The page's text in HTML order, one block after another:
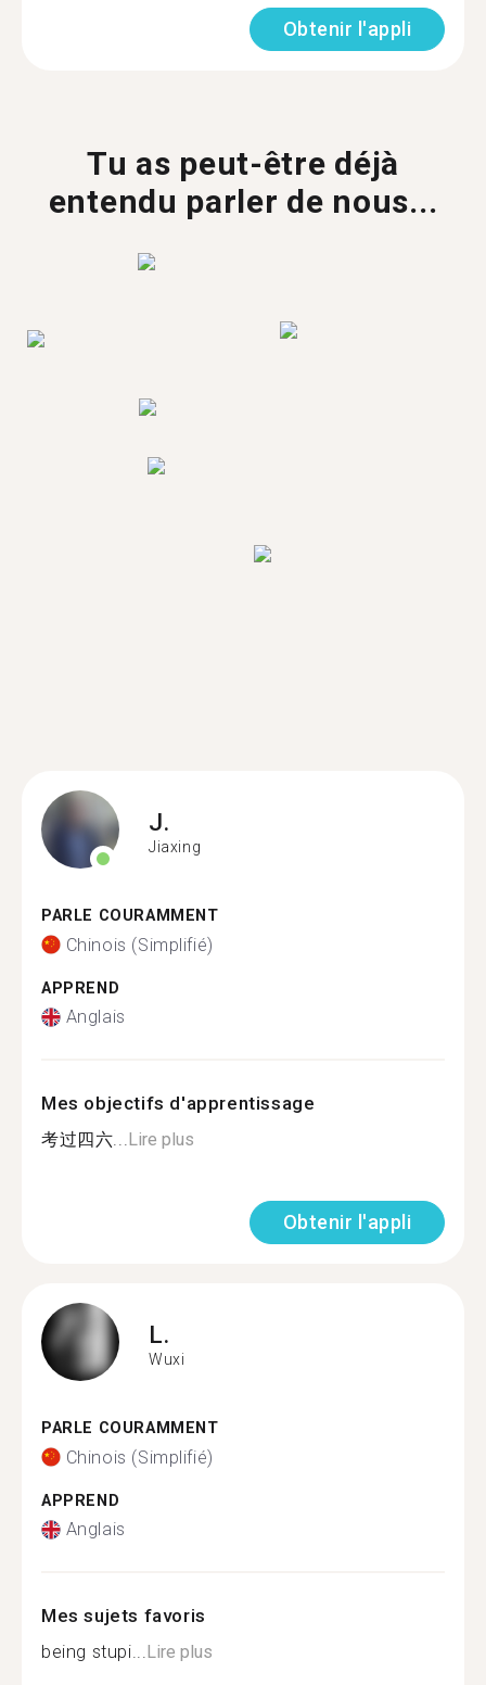
Obtenir l'appli
Tu as peut-être déjà
entendu parler de nous...
J.
Jiaxing
PARLE COURAMMENT
Chinois (Simplifié)
APPREND
Anglais
Mes objectifs d'apprentissage
考过四六...Lire plus
Obtenir l'appli
L.
Wuxi
PARLE COURAMMENT
Chinois (Simplifié)
APPREND
Anglais
Mes sujets favoris
being stupi...Lire plus